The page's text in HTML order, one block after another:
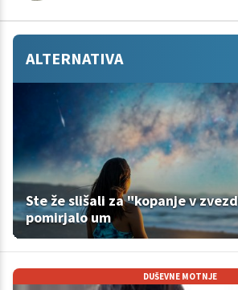
ALTERNATIVA
Ste že slišali za "kopanje v
pomirjalo um
DUŠEVNE MOTNJE